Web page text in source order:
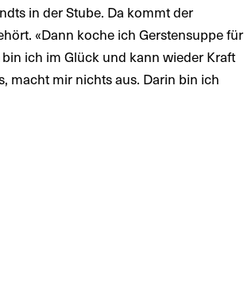
in der Stube. Da kommt der
«Dann koche ich Gerstensuppe für
ich im Glück und kann wieder Kraft
macht mir nichts aus. Darin bin ich